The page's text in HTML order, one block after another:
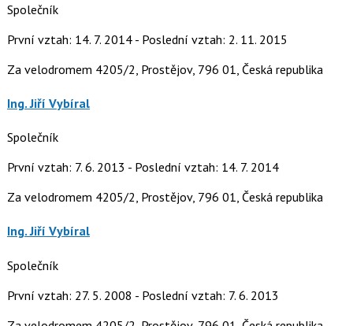
Společník
První vztah: 14. 7. 2014 - Poslední vztah: 2. 11. 2015
Za velodromem 4205/2, Prostějov, 796 01, Česká republika
Ing. Jiří Vybíral
Společník
První vztah: 7. 6. 2013 - Poslední vztah: 14. 7. 2014
Za velodromem 4205/2, Prostějov, 796 01, Česká republika
Ing. Jiří Vybíral
Společník
První vztah: 27. 5. 2008 - Poslední vztah: 7. 6. 2013